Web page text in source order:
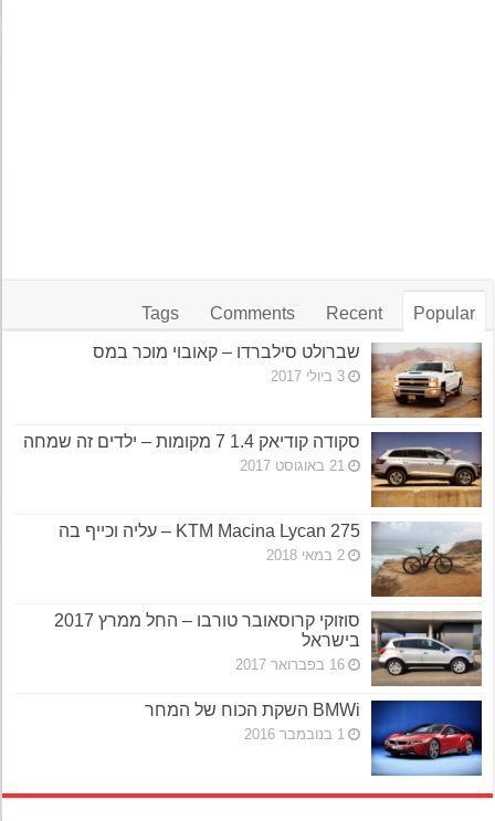
Popular
Recent
Comments
Tags
שברולט סילברדו – קאובוי מוכר במס
3 ביולי 2017
סקודה קודיאק 1.4 7 מקומות – ילדים זה שמחה
21 באוגוסט 2017
KTM Macina Lycan 275 – עליה וכייף בה
2 במאי 2018
סוזוקי קרוסאובר טורבו – החל ממרץ 2017
בישראל
16 בפברואר 2017
BMWi השקת הכוח של המחר
1 בנובמבר 2016